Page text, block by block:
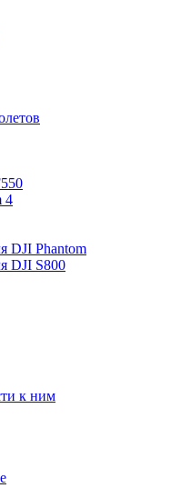
4
DJI Phantom
DJI S800
к ним